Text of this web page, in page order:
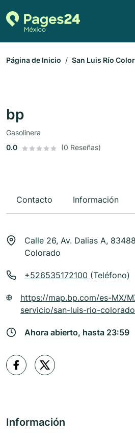
Página de Inicio San Luis Río
bp
Gasolinera
0.0
(0 Reseñas)
Contacto Información
Calle 26, Av. Dalias A,
Colorado
+526535172100 (Teléfono)
https://map.bp.com/es-MX/
servicio/san-luis-rio-
Ahora abierto, hasta 23:59
Información